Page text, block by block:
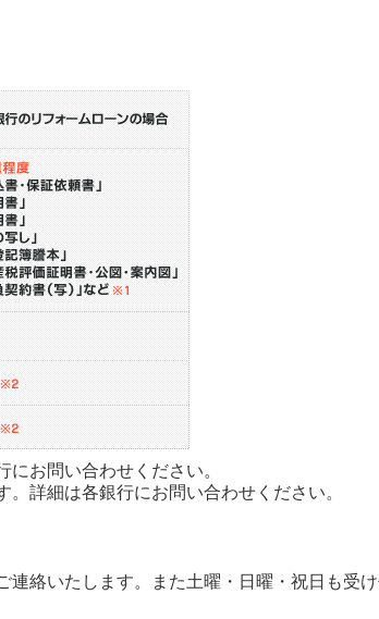
にお問い合わせください。
詳細は各銀行にお問い合わせください。
絡いたします。また土曜・日曜・祝日も受け